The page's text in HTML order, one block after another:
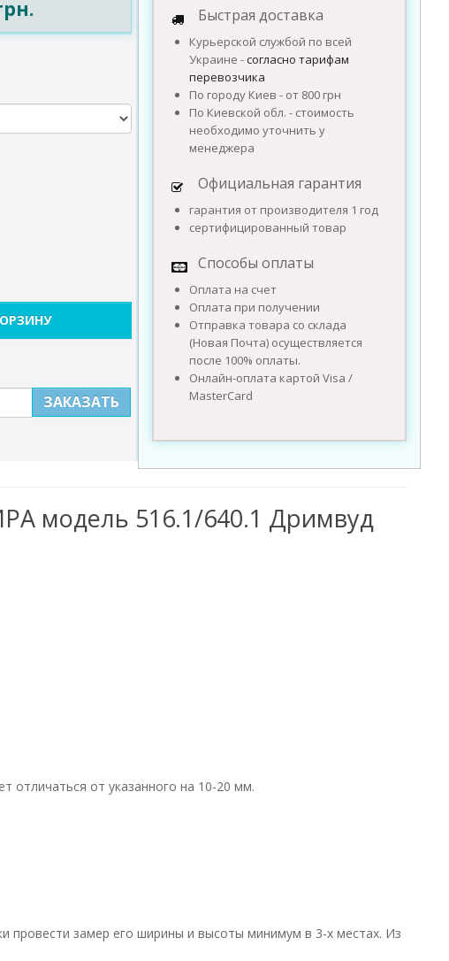
ЗАКАЗАТЬ
Быстрая доставка
Курьерской службой по всей
Украине -согласно тарифам
перевозчика
По городу Киев - от 800 грн
По Киевской обл. - стоимость
необходимо уточнить у
менеджера
Официальная гарантия
гарантия от производителя 1 год
сертифицированный товар
Способы оплаты
Оплата на счет
Оплата при получении
Отправка товара со склада
(Новая Почта) осуществляется
после 100% оплаты.
Онлайн-оплата картой Visa /
MasterCard
модель 516.1/640.1 Дримвуд
отличаться от указанного на 10-20 мм.
замер его ширины и высоты минимум в 3-х местах. Из